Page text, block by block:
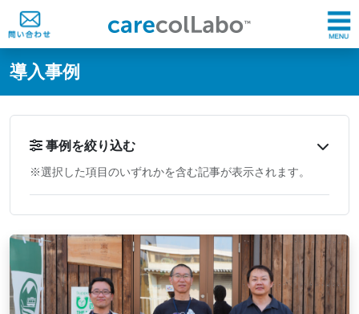
@ -0,0 +1,60 @@
導入事例
事例を絞り込む
※選択した項目のいずれかを含む記事が表示されます。